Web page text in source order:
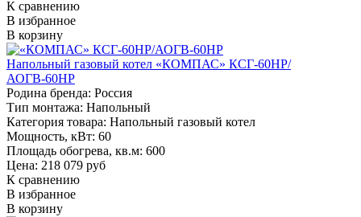
К сравнению
В избранное
В корзину
Напольный газовый котел «КОМПАС» КСГ-60НР/
АОГВ-60НР
Родина бренда: Россия
Тип монтажа: Напольный
Категория товара: Напольный газовый котел
Мощность, кВт: 60
Площадь обогрева, кв.м: 600
Цена: 218 079 руб
К сравнению
В избранное
В корзину